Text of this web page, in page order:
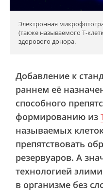
Электронная
(также называемого T-
здорового донора.
Добавление к
раннем её
способного
формированию из
называемых
препятствовать
резервуаров. А
технологией
в организме без